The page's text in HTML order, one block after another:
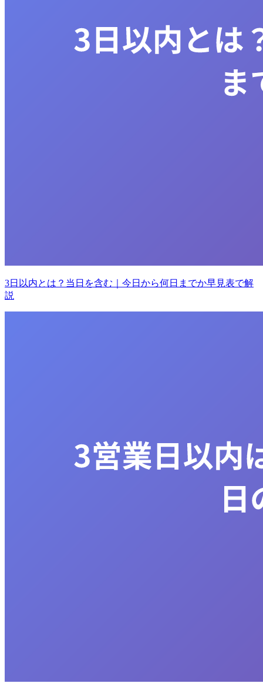
3日以内とは？当日を含む｜今日から何日までか早見表で解
説